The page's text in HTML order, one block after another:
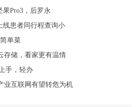
果Pro3，后罗永
线患者同行程查询小
单菜
存储，看家更有温情
手，轻办
业互联网有望转危为机